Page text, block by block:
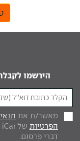
הירשמו
מאשר/ת את
הפרטיות
דברי פרסום.